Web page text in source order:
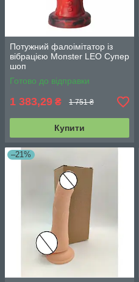
Потужний фалоімітатор із
вібрацією Monster LEO Супер
шоп
Готово до відправки
1 383,29 ₴ 1 751 ₴
Купити
–21%